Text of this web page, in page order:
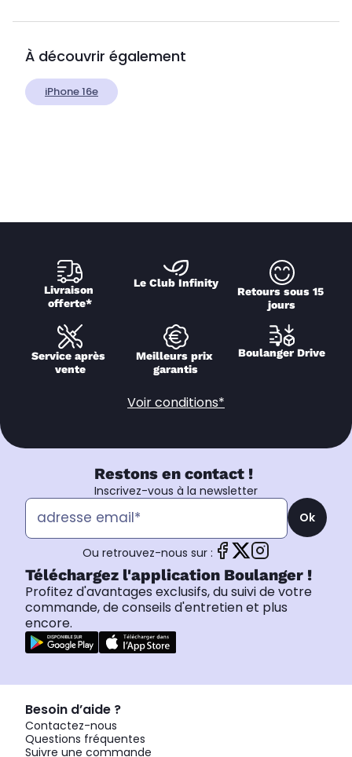
À découvrir également
iPhone 16e
Livraison
offerte*
Le Club Infinity
Retours sous 15
jours
Service après
vente
Meilleurs prix
garantis
Boulanger Drive
Voir conditions*
Restons en contact !
Inscrivez-vous à la newsletter
Ok
Ou retrouvez-nous sur :
Téléchargez l'application Boulanger !
Profitez d'avantages exclusifs, du suivi de votre
commande, de conseils d'entretien et plus
encore.
Besoin d’aide ?
Contactez-nous
Questions fréquentes
Suivre une commande